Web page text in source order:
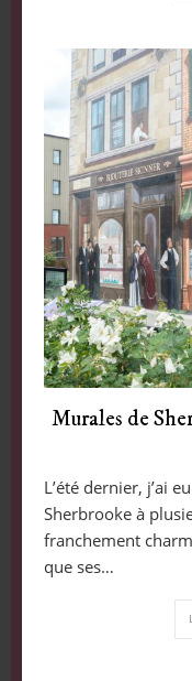
Murales de
L’été dernier, j’ai
Sherbrooke à
franchement
que ses…